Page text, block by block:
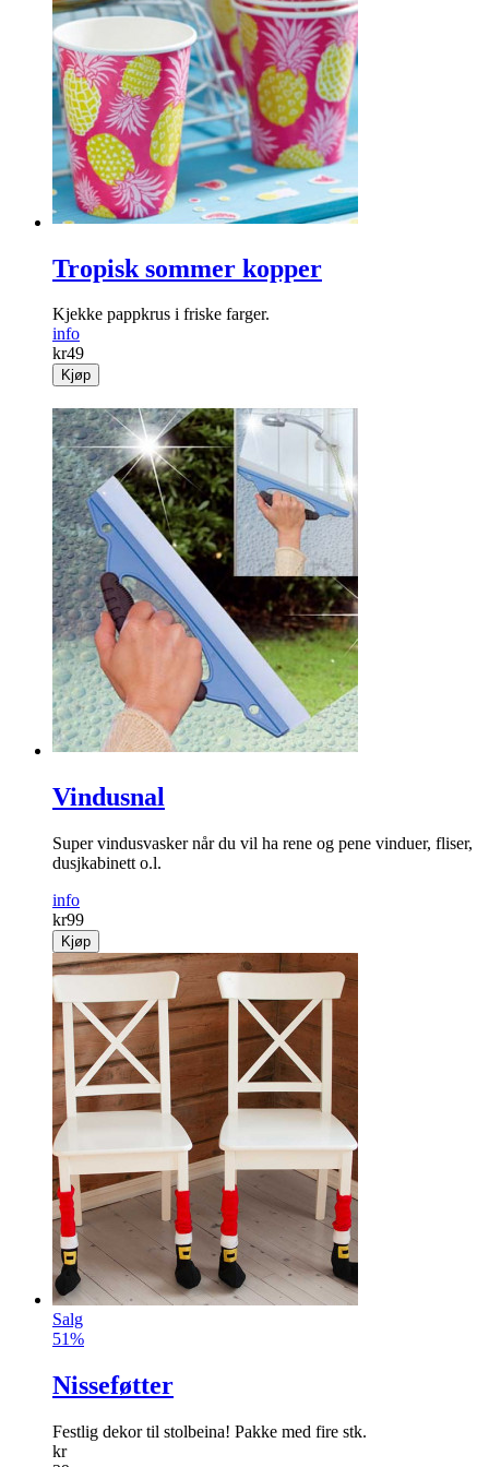
Tropisk sommer kopper
Kjekke pappkrus i friske farger.
info
kr49
Kjøp
Vindusnal
Super vindusvasker når du vil ha rene og pene vinduer, fliser,
dusjkabinett o.l.
info
kr99
Kjøp
Salg
51%
Nisseføtter
Festlig dekor til stolbeina! Pakke med fire stk.
kr